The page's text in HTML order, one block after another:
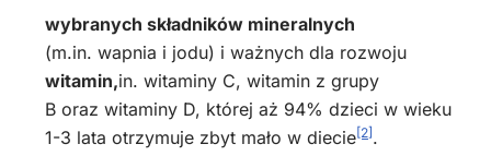
wybranych składników mineralnych
(m.in. wapnia i jodu) i ważnych dla rozwoju
witamin,in. witaminy C, witamin z grupy
B oraz witaminy D, której aż 94% dzieci w wieku
1-3 lata otrzymuje zbyt mało w diecie[2] .